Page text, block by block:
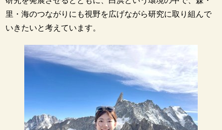
里・海のつながりにも視野を広げながら研究に取り組んで
いきたいと考えています。